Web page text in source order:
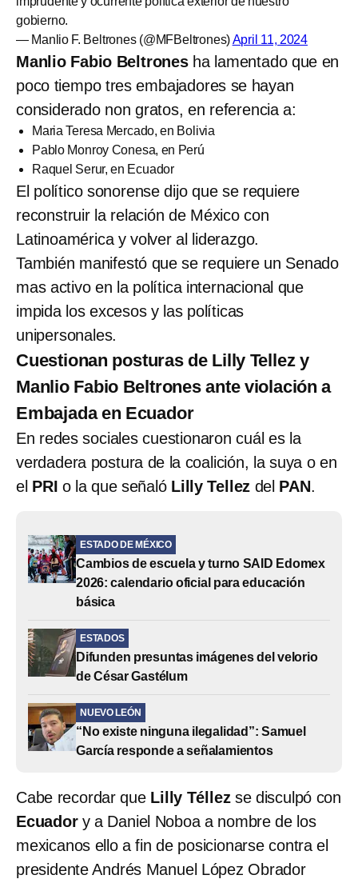
gobierno.
— Manlio F. Beltrones (@MFBeltrones)April 11, 2024
Manlio Fabio Beltrones ha lamentado que en
poco tiempo tres embajadores se hayan
considerado non gratos, en referencia a:
Maria Teresa Mercado, en Bolivia
Pablo Monroy Conesa, en Perú
Raquel Serur, en Ecuador
El político sonorense dijo que se requiere
reconstruir la relación de México con
Latinoamérica y volver al liderazgo.
También manifestó que se requiere un Senado
mas activo en la política internacional que
impida los excesos y las políticas
unipersonales.
Cuestionan posturas de Lilly Tellez y
Manlio Fabio Beltrones ante violación a
Embajada en Ecuador
En redes sociales cuestionaron cuál es la
verdadera postura de la coalición, la suya o en
el PRI o la que señalóLilly Tellez del PAN.
ESTADO DE MÉXICO
Cambios de escuela y turno SAID Edomex
2026: calendario oficial para educación
básica
ESTADOS
Difunden presuntas imágenes del velorio
de César Gastélum
NUEVO LEÓN
“No existe ninguna ilegalidad”: Samuel
García responde a señalamientos
Cabe recordar queLilly Téllezse disculpó con
Ecuadory a Daniel Noboa a nombre de los
mexicanos ello a fin de posicionarse contra el
presidente Andrés Manuel López Obrador